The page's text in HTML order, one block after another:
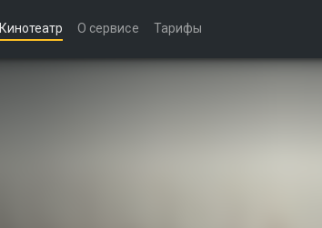
Кинотеатр О сервисе Тарифы